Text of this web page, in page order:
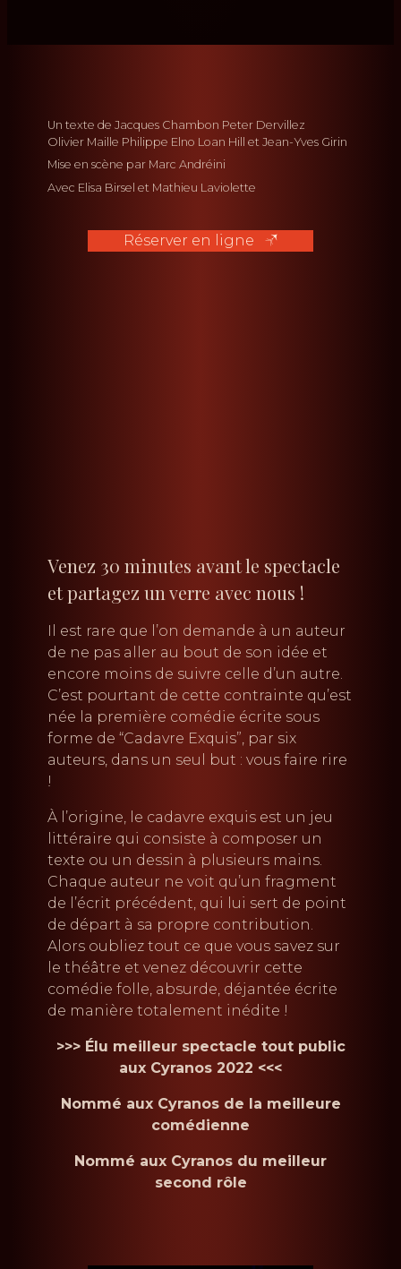
Un texte de Jacques Chambon Peter Dervillez
Olivier Maille Philippe Elno Loan Hill
Jean-Yves Girin
Mise en scène par Marc Andréini
Avec Elisa Birsel Mathieu Laviolette
Réserver en ligne
Venez 30 minutes avant le spectacle
et partagez un verre avec nous !
Il est rare que l’on demande à un auteur
de ne pas aller au bout de son idée et
encore moins de suivre celle d’un autre.
C’est pourtant de cette contrainte qu’est
née la première comédie écrite sous
forme de “Cadavre Exquis”, par six
auteurs, dans un seul but : vous faire rire
!
À l’origine, le cadavre exquis est un jeu
littéraire qui consiste à composer un
texte ou un dessin à plusieurs mains.
Chaque auteur ne voit qu’un fragment
de l’écrit précédent, qui lui sert de point
de départ à sa propre contribution.
Alors oubliez tout ce que vous savez sur
le théâtre et venez découvrir cette
comédie folle, absurde, déjantée écrite
de manière totalement inédite !
>>> Élu meilleur spectacle tout public
aux Cyranos 2022 <<<
Nommé aux Cyranos de la meilleure
comédienne
Nommé aux Cyranos du meilleur
second rôle